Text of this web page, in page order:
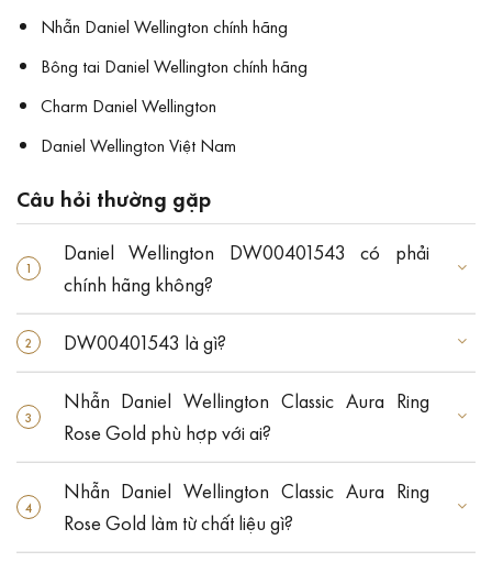
Nhẫn Daniel Wellington chính hãng
Bông tai Daniel Wellington chính hãng
Charm Daniel Wellington
Daniel Wellington Việt Nam
Câu hỏi thường gặp
Daniel Wellington DW00401543 có phải
chính hãng không?
DW00401543 là gì?
Nhẫn Daniel Wellington Classic Aura Ring
Rose Gold phù hợp với ai?
Nhẫn Daniel Wellington Classic Aura Ring
Rose Gold làm từ chất liệu gì?